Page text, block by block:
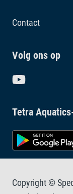
Contact
Volg ons op
Tetra
Copyright ©